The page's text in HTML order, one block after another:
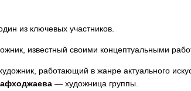
из ключевых участников.
известный своими концептуальными
работающий в жанре актуального
— художница группы.